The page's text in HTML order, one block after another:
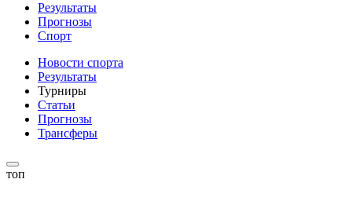
Результаты
Прогнозы
Спорт
Новости спорта
Результаты
Турниры
Статьи
Прогнозы
Трансферы
топ